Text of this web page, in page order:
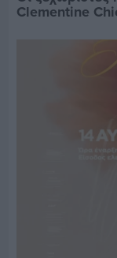
Clementine